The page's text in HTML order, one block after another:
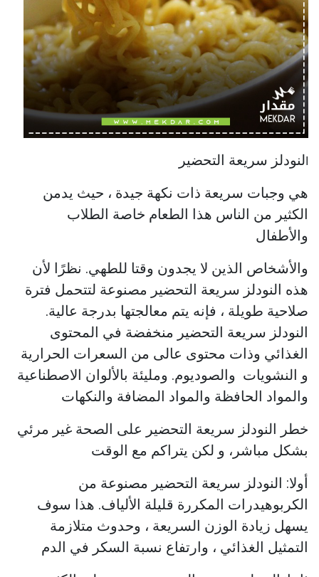
النودلز سريعة التحضير
هي وجبات سريعة ذات نكهة جيدة ، حيث يدمن
الكثير من الناس هذا الطعام خاصة الطلاب
والأطفال
والأشخاص الذين لا يجدون وقتا للطهي. نظرًا لأن
هذه النودلز سريعة التحضير مصنوعة لتتحمل فترة
صلاحية طويلة ، فإنه يتم معالجتها بدرجة عالية.
النودلز سريعة التحضير منخفضة في المحتوى
الغذائي وذات محتوى عالى من السعرات الحرارية
و النشويات والصوديوم. ومليئة بالألوان الاصطناعية
والمواد الحافظة والمواد المضافة والنكهات
خطر النودلز سريعة التحضير على الصحة غير مرئي
بشكل مباشر، و لكن يتراكم مع الوقت
أولا: النودلز سريعة التحضير مصنوعة من
الكربوهيدرات المكررة قليلة الألياف. هذا سوف
يسهل زيادة الوزن السريعة ، وحدوث متلازمة
التمثيل الغذائي ، وارتفاع نسبة السكر في الدم